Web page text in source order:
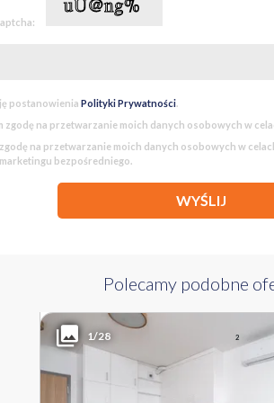
postanowienia Polityki Prywatności.
zgodę na przetwarzanie moich danych osobowych w
na przetwarzanie moich danych osobowych w
bezpośredniego.
WYŚLIJ
Polecamy podobne
1/28
Liczba pokoi
2
2
MAZOWIECKIE Warszawa Bemowo